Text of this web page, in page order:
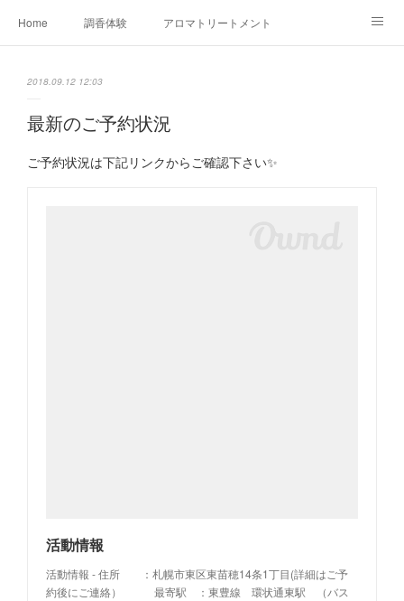
Home 調香体験 アロマトリートメントMenu
Ameblo
2018.09.12 12:03
最新のご予約状況
ご予約状況は下記リンクからご確認下さい✨
活動情報
活動情報 - 住所 ：札幌市東区東苗穂14条1丁目(詳細はご予
約後にご連絡） 最寄駅 ：東豊線 環状通東駅 （バス